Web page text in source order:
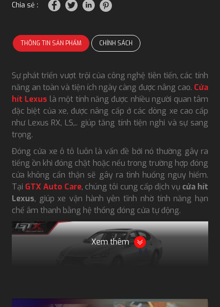
Chia sẻ :
THÔNG TIN SẢN PHẨM CHÍNH SÁCH
Sự phát triển vượt trội của công nghệ tiên tiến, các tính
năng an toàn và tiện ích ngày càng được nâng cao. Cửa
hít Lexus là một tính năng được nhiều người quan tâm
đặc biệt của xe, được nâng cấp ở các dòng xe cao cấp
như Lexus RX, LS,.. giúp tăng tính tiện nghi và sự sang
trọng.
Đóng cửa xe ô tô luôn là vấn đề bởi nó thường gây ra
tiếng ồn khi đóng chặt hoặc nếu trong trường hợp đóng
cửa không cẩn thận sẽ gây ra tình huống nguy hiểm.
Tại GTX Auto Care, chúng tôi cung cấp dịch vụ cửa hít
Lexus, giúp xe vận hành yên tĩnh nhờ tính năng hạn
chế âm thanh bằng hệ thống đóng cửa tự động.
Xem thêm